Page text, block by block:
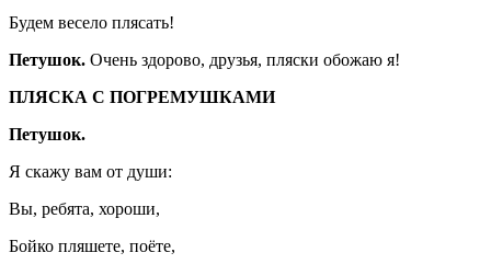
Будем весело плясать!
Петушок. Очень здорово, друзья, пляски обожаю я!
ПЛЯСКА С ПОГРЕМУШКАМИ
Петушок.
Я скажу вам от души:
Вы, ребята, хороши,
Бойко пляшете, поёте,